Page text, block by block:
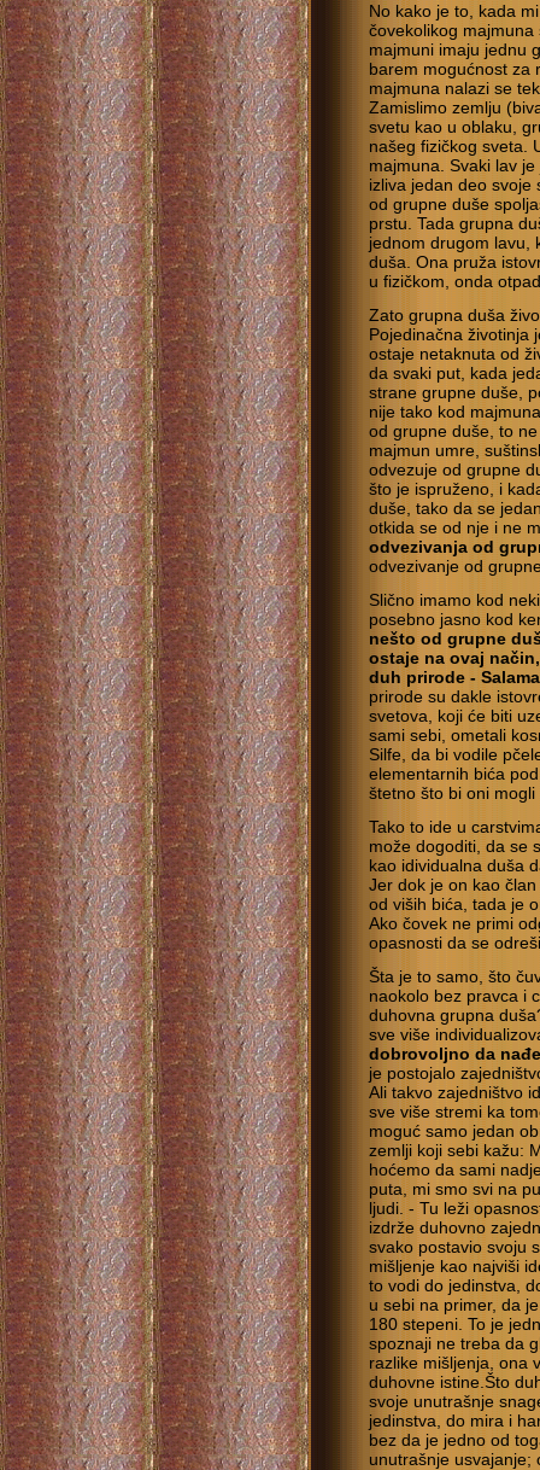
No kako je to, kada
čovekolikog
majmuni imaju jednu
barem mogućnost za
majmuna nalazi se
Zamislimo zemlju
svetu kao u oblaku,
našeg fizičkog sveta.
majmuna. Svaki lav
izliva jedan deo svoje
od grupne duše
prstu. Tada grupna
jednom drugom lavu,
duša. Ona pruža
u fizičkom, onda
Zato grupna duša
Pojedinačna životinja
ostaje netaknuta od
da svaki put, kada
strane grupne duše,
nije tako kod
od grupne duše, to
majmun umre,
odvezuje od grupne
što je ispruženo, i
duše, tako da se
otkida se od nje i ne
odvezivanja od
odvezivanje od
Slično imamo kod
posebno jasno kod
nešto od grupne
ostaje na ovaj
duh prirode -
prirode su dakle
svetova, koji će biti
sami sebi, ometali
Silfe, da bi vodile
elementarnih bića
štetno što bi oni
Tako to ide u
može dogoditi, da se
kao idividualna duša
Jer dok je on kao
od viših bića, tada je
Ako čovek ne primi
opasnosti da se
Šta je to samo, što
naokolo bez pravca i
duhovna grupna
sve više
dobrovoljno da nađe
je postojalo
Ali takvo zajedništvo
sve više stremi ka
moguć samo jedan
zemlji koji sebi kažu:
hoćemo da sami
puta, mi smo svi na
ljudi. - Tu leži
izdrže duhovno
svako postavio svoju
mišljenje kao najviši
to vodi do jedinstva,
u sebi na primer, da
180 stepeni. To je
spoznaji ne treba da
razlike mišljenja, ona
duhovne istine.Što
svoje unutrašnje
jedinstva, do mira i
bez da je jedno od
unutrašnje usvajanje;